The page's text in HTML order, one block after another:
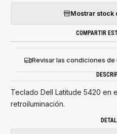
Mostrar stock
COMPARTIR
Revisar las condiciones de
Teclado Dell Latitude 5420 en
retroiluminación.